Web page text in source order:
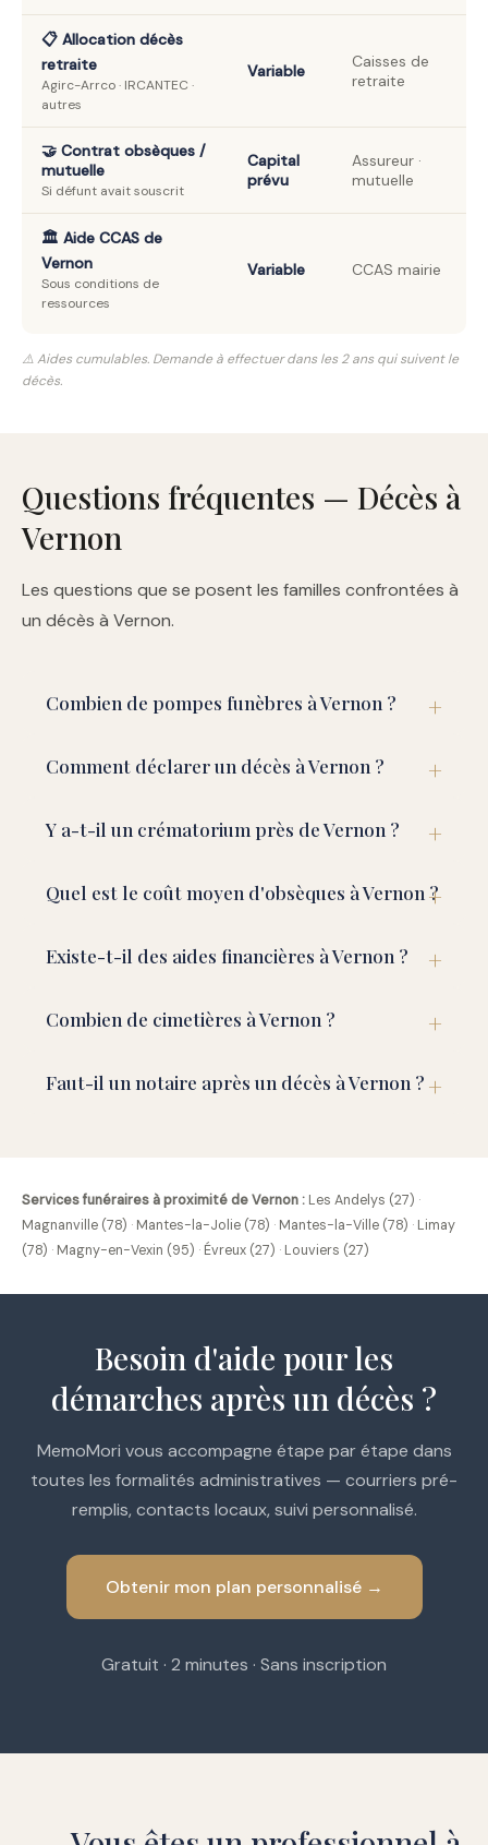
📋 Allocation décès
retraite
Agirc-Arrco · IRCANTEC ·
autres
Variable
Caisses de
retraite
🤝 Contrat obsèques /
mutuelle
Si défunt avait souscrit
Capital
prévu
Assureur ·
mutuelle
🏛️ Aide CCAS de
Vernon
Sous conditions de
ressources
Variable CCAS mairie
⚠️ Aides cumulables. Demande à effectuer dans les 2 ans qui suivent le
décès.
Questions fréquentes — Décès à
Vernon
Les questions que se posent les familles confrontées à
un décès à Vernon.
Combien de pompes funèbres à Vernon ?
Comment déclarer un décès à Vernon ?
Y a-t-il un crématorium près de Vernon ?
Quel est le coût moyen d'obsèques à Vernon ?
Existe-t-il des aides financières à Vernon ?
Combien de cimetières à Vernon ?
Faut-il un notaire après un décès à Vernon ?
Services funéraires à proximité de Vernon : Les Andelys (27) ·
Magnanville (78) · Mantes-la-Jolie (78) · Mantes-la-Ville (78) · Limay
(78) · Magny-en-Vexin (95) · Évreux (27) · Louviers (27)
Besoin d'aide pour les
démarches après un décès ?
MemoMori vous accompagne étape par étape dans
toutes les formalités administratives — courriers pré-
remplis, contacts locaux, suivi personnalisé.
Obtenir mon plan personnalisé →
Gratuit · 2 minutes · Sans inscription